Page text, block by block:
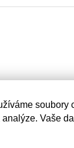
soubory
Vaše